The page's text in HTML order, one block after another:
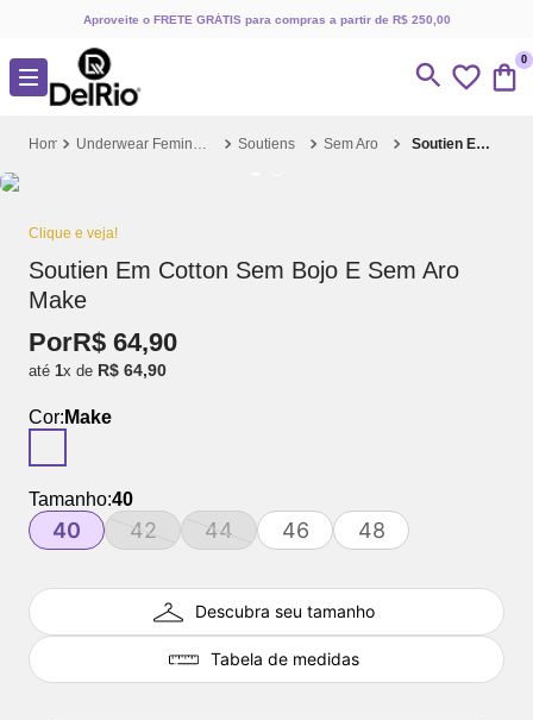
Aproveite o FRETE GRÁTIS para compras a partir de R$ 250,00
0
Underwear Feminino Soutiens Sem Aro Soutien Em Cotton Sem Bojo E Sem Aro Make
Clique e veja!
Soutien Em Cotton Sem Bojo E Sem Aro
Make
PorR$ 64,90
até 1x de R$ 64,90
Cor: Make
Tamanho:40
40 42 44 46 48
Descubra seu tamanho
Tabela de medidas